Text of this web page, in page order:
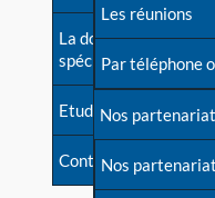
Mythes et vérités
Devenir
Une question
La documentation
spécialisée
Etudes récentes
Contact
Soutenir
Livre d'or
Forum
S'inscrire
Les réunions
Par téléphone
Nos
Nos